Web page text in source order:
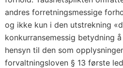
andres forretningsmessige
og ikke kun i den utstrekning
konkurransemessig betydning
hensyn til den som
forvaltningsloven § 13 første